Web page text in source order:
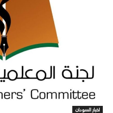
اخبار السودان